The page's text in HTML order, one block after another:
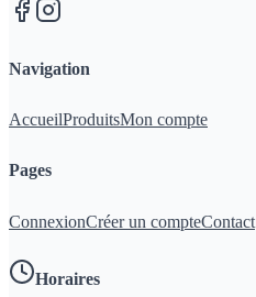
Navigation
AccueilProduitsMon compte
Pages
ConnexionCréer un compteContact
Horaires